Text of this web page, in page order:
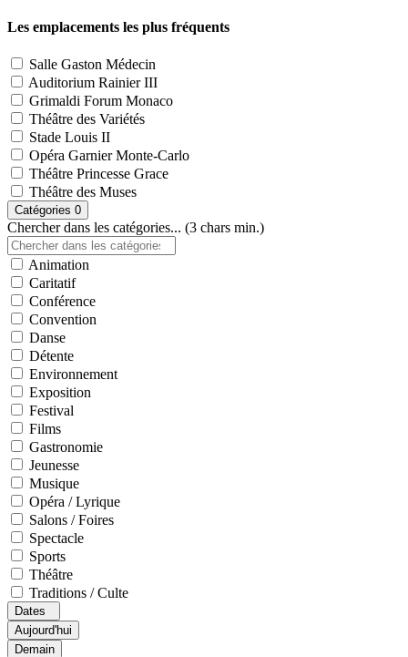
Les emplacements les plus fréquents
Salle Gaston Médecin
Auditorium Rainier III
Grimaldi Forum Monaco
Théâtre des Variétés
Stade Louis II
Opéra Garnier Monte-Carlo
Théâtre Princesse Grace
Théâtre des Muses
Catégories 0
Chercher dans les catégories... (3 chars min.)
Animation
Caritatif
Conférence
Convention
Danse
Détente
Environnement
Exposition
Festival
Films
Gastronomie
Jeunesse
Musique
Opéra / Lyrique
Salons / Foires
Spectacle
Sports
Théâtre
Traditions / Culte
Dates
Aujourd'hui
Demain